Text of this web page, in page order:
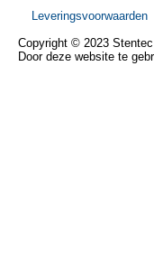
Leveringsvoorwaarden
Copyright © 2023
Door deze website te